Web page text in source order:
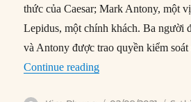
thức của Caesar; Mark Antony, một
Lepidus, một chính khách. Ba người
và Antony được trao quyền kiểm
Continue reading“02/09/31 TCN: